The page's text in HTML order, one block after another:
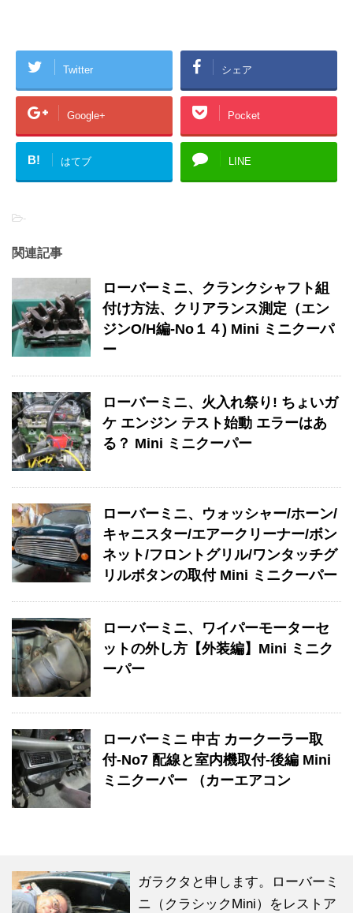
Twitter シェア
Google+ Pocket
B! はてブ LINE
-
関連記事
ローバーミニ、クランクシャフト組
付け方法、クリアランス測定（エン
ジンO/H編-No１４) Mini ミニクーパ
ー
ローバーミニ、火入れ祭り! ちょいガ
ケ エンジン テスト始動 エラーはあ
る？ Mini ミニクーパー
ローバーミニ、ウォッシャー/ホーン/
キャニスター/エアークリーナー/ボン
ネット/フロントグリル/ワンタッチグ
リルボタンの取付 Mini ミニクーパー
ローバーミニ、ワイパーモーターセ
ットの外し方【外装編】Mini ミニク
ーパー
ローバーミニ 中古 カークーラー取
付-No7 配線と室内機取付-後編 Mini
ミニクーパー （カーエアコン
ガラクタと申します。ローバーミ
ニ（クラシックMini）をレストア